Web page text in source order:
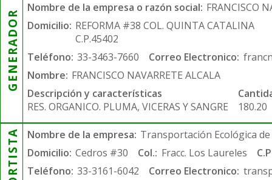
GENERADOR
Nombre de la empresa o razón social: FRANCISCO
Domicilio: REFORMA #38 COL. QUINTA CATALINA
C.P.45402
Teléfono: 33-3463-7660 Correo Electronico:
Nombre: FRANCISCO NAVARRETE ALCALA
Descripción y características
RES. ORGANICO. PLUMA, VICERAS Y SANGRE
180.20
Nombre de la empresa: Transportación Ecológica de
Domicilio: Cedros #30 Col.: Fracc. Los Laureles
Teléfono: 33-3161-6042 Correo Electronico: